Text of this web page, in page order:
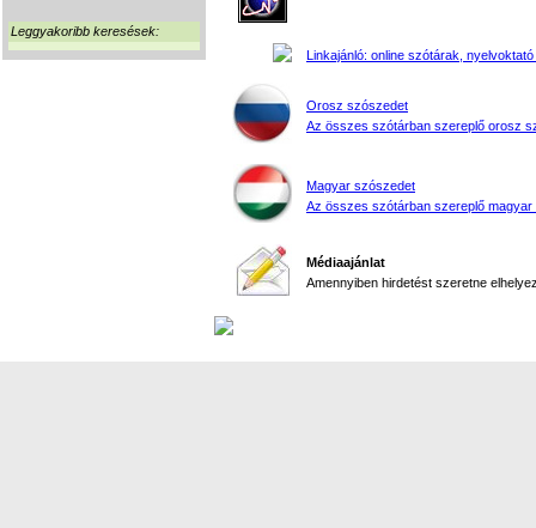
Leggyakoribb keresések:
Linkajánló: online szótárak, nyelvoktató
Orosz szószedet
Az összes szótárban szereplő orosz
Magyar szószedet
Az összes szótárban szereplő magyar
Médiaajánlat
Amennyiben hirdetést szeretne